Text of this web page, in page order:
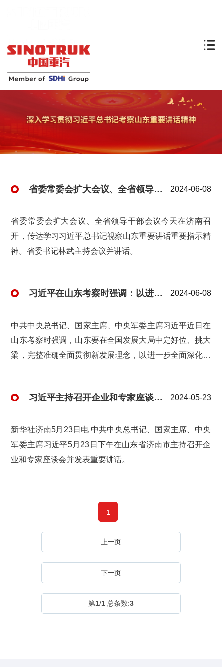
省委常委会扩大会议、全省领导干部会议传达学习习近平总书记视察山东重要讲话重要指示精神 2024-06-08
省委常委会扩大会议、全省领导干部会议今天在济南召
开，传达学习习近平总书记视察山东重要讲话重要指示精
神。省委书记林武主持会议并讲话。
习近平在山东考察时强调：以进一步全面深化改革为动力，奋力谱写中国式现代化山东篇章 2024-06-08
中共中央总书记、国家主席、中央军委主席习近平近日在
山东考察时强调，山东要在全国发展大局中定好位、挑大
梁，完整准确全面贯彻新发展理念，以进一步全面深化改
护和高质量发展上走在前，加快建设绿色低碳高质量发展
代化山东篇章。
习近平主持召开企业和专家座谈会强调 紧扣推进中国式现代化主题 进一步全面深化改革 2024-05-23
新华社济南5月23日电 中共中央总书记、国家主席、中央
军委主席习近平5月23日下午在山东省济南市主持召开企
业和专家座谈会并发表重要讲话。
1
上一页
下一页
第1/1 总条数:3